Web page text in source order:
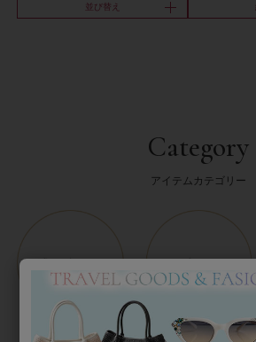
並び替え
Category
アイテムカテゴリー